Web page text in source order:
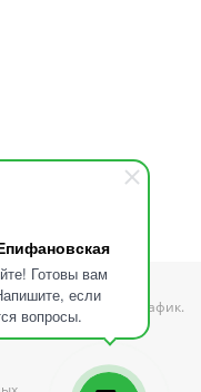
Готовы вам
если
вопросы.
персональных
и анализировать трафик.
таких данных